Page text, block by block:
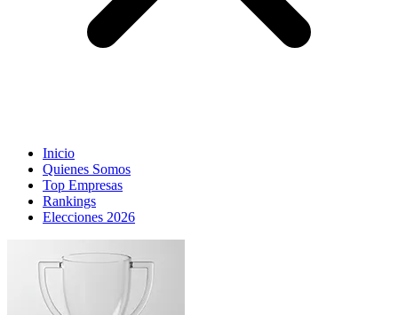
Inicio
Quienes Somos
Top Empresas
Rankings
Elecciones 2026